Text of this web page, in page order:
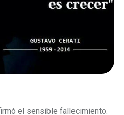
el sensible fallecimiento.